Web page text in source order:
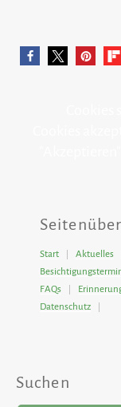
Start Aktuelles
FAQs
Datenschutz
Suchen